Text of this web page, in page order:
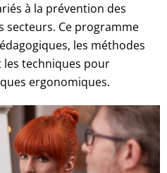
à la prévention des
secteurs. Ce programme
les méthodes
techniques pour
ergonomiques.